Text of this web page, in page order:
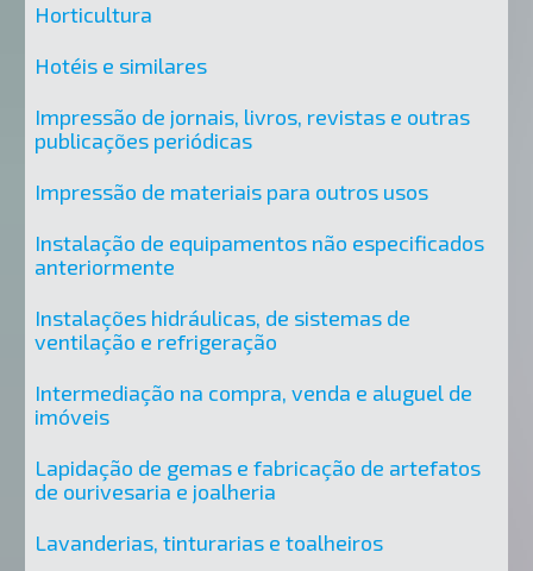
Horticultura
Hotéis e similares
Impressão de jornais, livros, revistas e outras
publicações periódicas
Impressão de materiais para outros usos
Instalação de equipamentos não especificados
anteriormente
Instalações hidráulicas, de sistemas de
ventilação e refrigeração
Intermediação na compra, venda e aluguel de
imóveis
Lapidação de gemas e fabricação de artefatos
de ourivesaria e joalheria
Lavanderias, tinturarias e toalheiros